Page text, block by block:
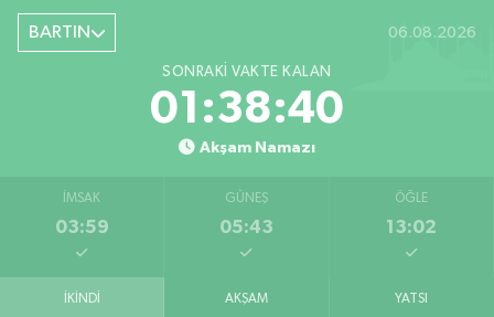
Şiremirçavuş Mahallesi, Kırıkçı Zeliha Ana Sokak No:20 8 Merkez Bartın
0 (378) 227 85 45
BARTIN 06.08.2026
SONRAKI VAKTE KALAN
01:38:39
Akşam Namazı
İMSAK
03:59
GÜNEŞ
05:43
ÖĞLE
13:02
İKINDI AKŞAM YATSI